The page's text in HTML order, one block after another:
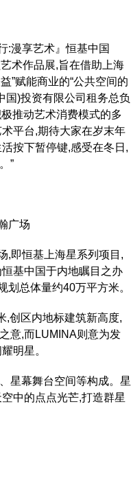
:漫享艺术』恒基中国
术作品展,旨在借助上海
”赋能商业的“公共空间的
国)投资有限公司租务总负
推动艺术消费模式的多
平台,期待大家在岁末年
按下暂停键,感受在冬日,
”
广场
,即恒基上海星系列项目,
基中国于内地瞩目之办
划总体量约40万平方米。
,创区内地标建筑新高度,
意,而LUMINA则意为发
明星。
星幕舞台空间等构成。星
中的点点光芒,打造群星